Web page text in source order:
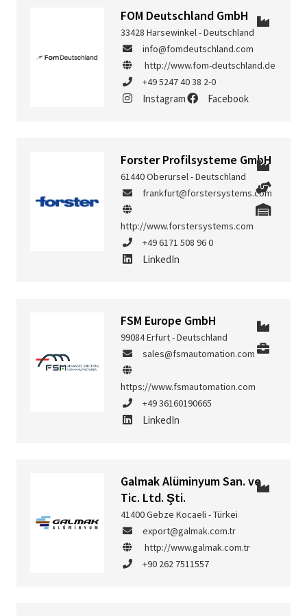
FOM Deutschland GmbH
33428 Harsewinkel - Deutschland
info@fomdeutschland.com
http://www.fom-deutschland.de
+49 5247 40 38 2-0
Instagram Facebook
Forster Profilsysteme GmbH
61440 Oberursel - Deutschland
frankfurt@forstersystems.com
http://www.forstersystems.com
+49 6171 508 96 0
LinkedIn
FSM Europe GmbH
99084 Erfurt - Deutschland
sales@fsmautomation.com
https://www.fsmautomation.com
+49 36160190665
LinkedIn
Galmak Alüminyum San. ve
Tic. Ltd. Şti.
41400 Gebze Kocaeli - Türkei
export@galmak.com.tr
http://www.galmak.com.tr
+90 262 7511557